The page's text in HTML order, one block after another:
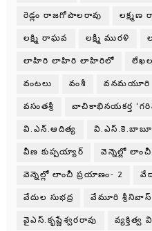
రెడ్లం రాజగోపాలరావు లక్ష్మణ
లక్ష్మి రాఘవ లక్ష్మీ మురళి
లాహిరి లాహిరి లాహిరిలో
వంటలు వంశీ వనమయూరి
వసంతశ్రీ వాచికాభినయకర్త
వి.ఎన్.ఆదిత్య
వీణ కుప్పయ్యార్ వెన్నెల్లో
వెన్నెల్లో లాంచీ ప్రయాణం- 2
వేదుల సుభద్ర వేమూరి శ్రీనివాస్
వైఎస్.కృష్ణేశ్వరరావు వ్యక్తిత్వ